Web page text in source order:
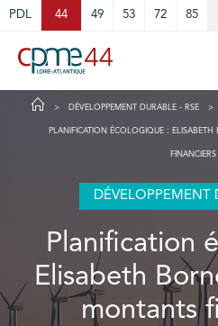
PDL 44 49 53 72 85
DÉVELOPPEMENT DURABLE - RSE
PLANIFICATION ÉCOLOGIQUE :
FINANCIERS
DÉVELOPPEMENT
Planification
Elisabeth
montants
Cookies management panel